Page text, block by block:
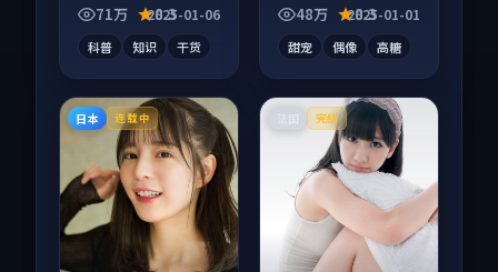
关系层层推进，尾声
71万 8.3
2025-01-06
科普 知识 干货
信息量大，适合沉浸
48万 8.3
2025-01-01
甜宠 偶像 高糖
日本 连载中 完结